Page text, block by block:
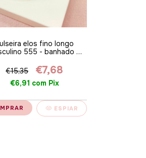
elos fino longo
555 - banhado a
€15,35
€7,68
€6,91 com Pix
ESPIAR